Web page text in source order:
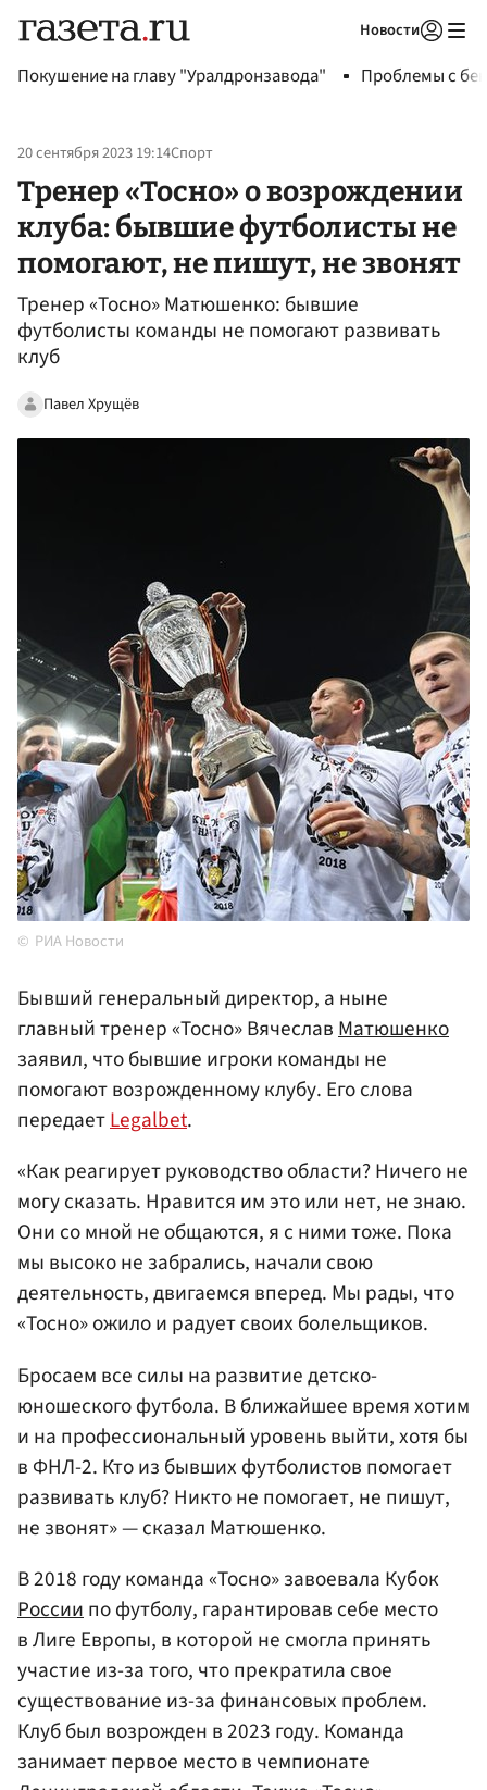
Новости
Покушение на главу "Уралдронзавода" Проблемы с
20 сентября 2023 19:14Спорт
Тренер «Тосно» о возрождении
клуба: бывшие футболисты не
помогают, не пишут, не звонят
Тренер «Тосно» Матюшенко: бывшие
футболисты команды не помогают развивать
клуб
Павел Хрущёв
РИА Новости
Бывший генеральный директор, а ныне
главный тренер «Тосно» ВячеславМатюшенко
заявил, что бывшие игроки команды не
помогают возрожденному клубу. Его слова
передаетLegalbet.
«Как реагирует руководство области? Ничего не
могу сказать. Нравится им это или нет, не знаю.
Они со мной не общаются, я с ними тоже. Пока
мы высоко не забрались, начали свою
деятельность, двигаемся вперед. Мы рады, что
«Тосно» ожило и радует своих болельщиков.
Бросаем все силы на развитие детско-
юношеского футбола. В ближайшее время хотим
и на профессиональный уровень выйти, хотя бы
в ФНЛ-2. Кто из бывших футболистов помогает
развивать клуб? Никто не помогает, не пишут,
не звонят» — сказал Матюшенко.
В 2018 году команда «Тосно» завоевала Кубок
Россиипо футболу, гарантировав себе место
в Лиге Европы, в которой не смогла принять
участие из-за того, что прекратила свое
существование из-за финансовых проблем.
Клуб был возрожден в 2023 году. Команда
занимает первое место в чемпионате